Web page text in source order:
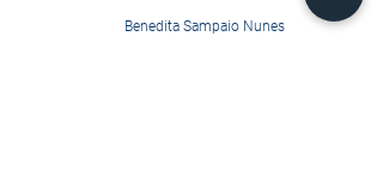
Benedita Sampaio Nunes